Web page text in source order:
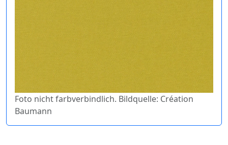
Foto nicht farbverbindlich. Bildquelle: Création
Baumann